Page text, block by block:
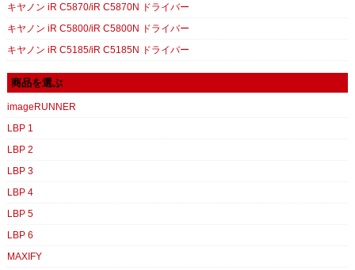
キヤノン iR C5870/iR C5870N ドライバー
キヤノン iR C5800/iR C5800N ドライバー
キヤノン iR C5185/iR C5185N ドライバー
商品を選ぶ
imageRUNNER
LBP 1
LBP 2
LBP 3
LBP 4
LBP 5
LBP 6
MAXIFY